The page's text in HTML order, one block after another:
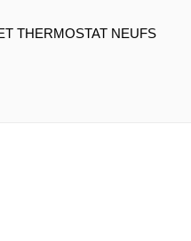
THERMOSTAT NEUFS